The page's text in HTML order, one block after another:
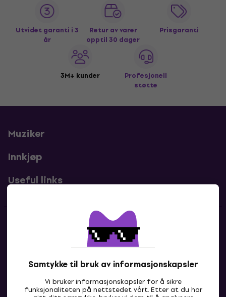
Samtykke til bruk av informasjonskapsler
Vi bruker informasjonskapsler for å sikre
funksjonaliteten på nettstedet vårt. Etter at du har
Utvidet garanti i 3
år
Retur av varer
opptil 30 dager
Prisgaranti
3M+ kunder
Profesjonell
støtte
Muziker
Innkjøp
Useful links
Kontakter
Kontakt oss